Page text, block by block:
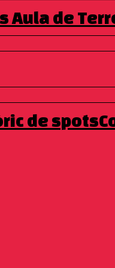
Aula de
de spots
vertical per
i viuen el terror
del festival. Inspirat en
viral i lliure que ha